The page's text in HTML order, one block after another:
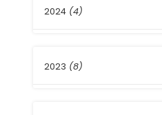
Agosto
2024 (4)
Mayo
2023 (8)